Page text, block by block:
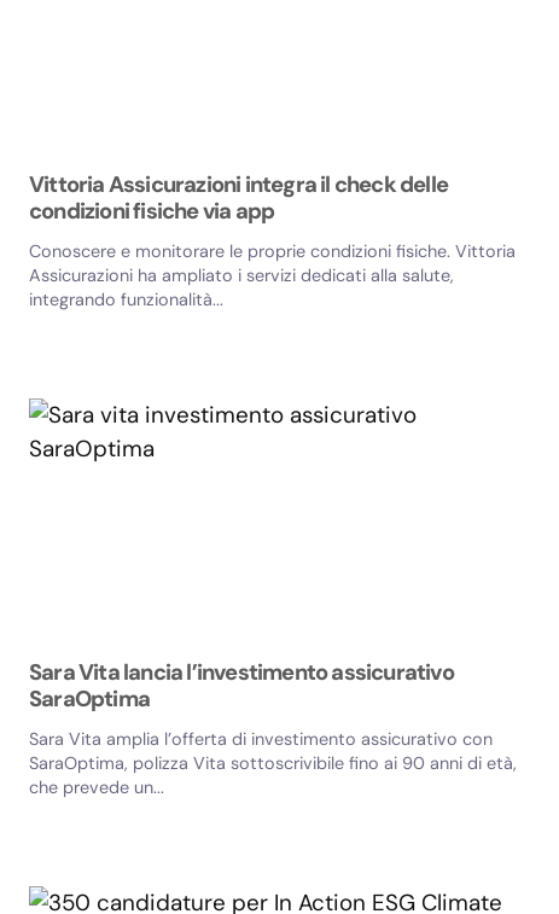
Vittoria Assicurazioni integra il check delle
condizioni fisiche via app
Conoscere e monitorare le proprie condizioni fisiche. Vittoria
Assicurazioni ha ampliato i servizi dedicati alla salute,
integrando funzionalità...
Sara Vita lancia l’investimento assicurativo
SaraOptima
Sara Vita amplia l’offerta di investimento assicurativo con
SaraOptima, polizza Vita sottoscrivibile fino ai 90 anni di età,
che prevede un...